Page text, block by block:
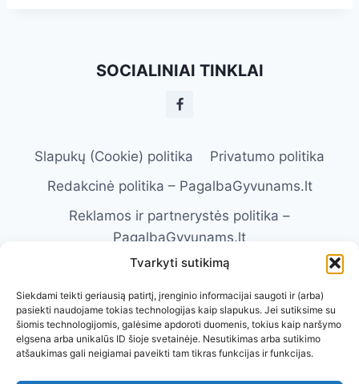
Tvarkyti sutikimą
Siekdami teikti geriausią patirtį, įrenginio informacijai saugoti ir (arba)
pasiekti naudojame tokias technologijas kaip slapukus. Jei sutiksime su
šiomis technologijomis, galėsime apdoroti duomenis, tokius kaip naršymo
elgsena arba unikalūs ID šioje svetainėje. Nesutikimas arba sutikimo
atšaukimas gali neigiamai paveikti tam tikras funkcijas ir funkcijas.
SOCIALINIAI TINKLAI
Slapukų (Cookie) politika
Privatumo politika
Redakcinė politika – PagalbaGyvunams.lt
Reklamos ir partnerystės politika –
PagalbaGyvunams.lt
Atsakomybės apribojimas –
PagalbaGyvunams.lt
Naudojimosi taisyklės – PagalbaGyvunams.lt
Kontaktai
Apie Mus